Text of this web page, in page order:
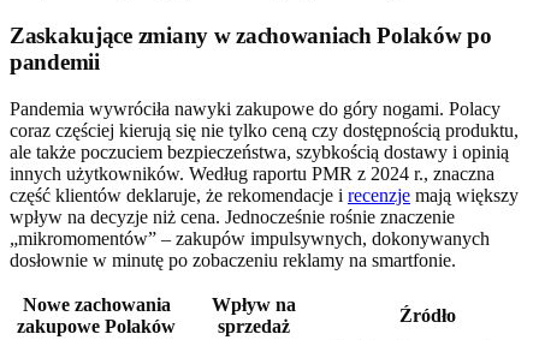
Zaskakujące zmiany w zachowaniach Polaków po
pandemii
Pandemia wywróciła nawyki zakupowe do góry nogami. Polacy
coraz częściej kierują się nie tylko ceną czy dostępnością produktu,
ale także poczuciem bezpieczeństwa, szybkością dostawy i opinią
innych użytkowników. Według raportu PMR z 2024 r., znaczna
część klientów deklaruje, że rekomendacje i recenzje mają większy
wpływ na decyzje niż cena. Jednocześnie rośnie znaczenie
„mikromomentów” – zakupów impulsywnych, dokonywanych
dosłownie w minutę po zobaczeniu reklamy na smartfonie.
Nowe zachowania
zakupowe Polaków
Wpływ na
sprzedaż
Źródło